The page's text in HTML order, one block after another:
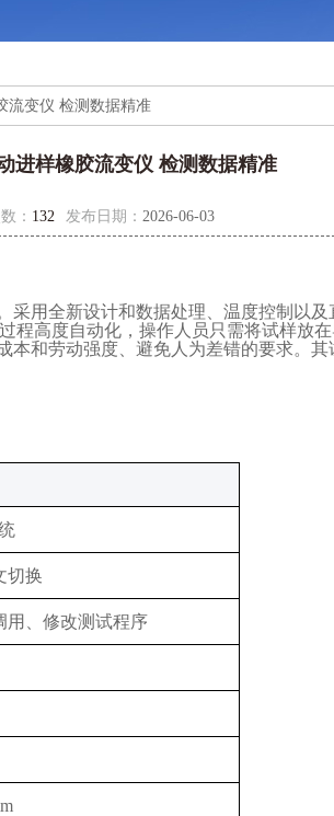
流变仪 检测数据精准
进样橡胶流变仪 检测数据精准
： 132 发布日期： 2026-06-03
采用全新设计和数据处理、温度控制以
程高度自动化，操作人员只需将试样放
和劳动强度、避免人为差错的要求。
切换
用、修改测试程序